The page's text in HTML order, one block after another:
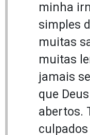
minha
simples
muitas
muitas
jamais
que
abertos.